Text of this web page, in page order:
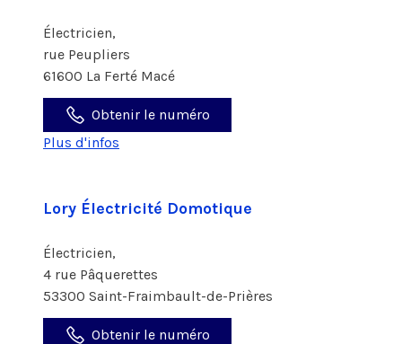
Électricien,
rue Peupliers
61600 La Ferté Macé
Obtenir le numéro
Plus d'infos
Lory Électricité Domotique
Électricien,
4 rue Pâquerettes
53300 Saint-Fraimbault-de-Prières
Obtenir le numéro